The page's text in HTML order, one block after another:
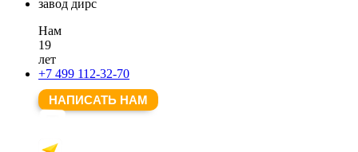
завод дирс
Нам
19
лет
+7 499 112-32-70
НАПИСАТЬ НАМ